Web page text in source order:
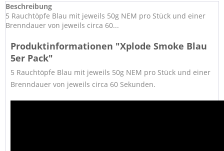
Beschreibung
5 Rauchtöpfe Blau mit jeweils 50g NEM pro Stück und einer
Brenndauer von jeweils circa 60...
Produktinformationen "Xplode Smoke Blau
5er Pack"
5 Rauchtöpfe Blau mit jeweils 50g NEM pro Stück und einer
Brenndauer von jeweils circa 60 Sekunden.